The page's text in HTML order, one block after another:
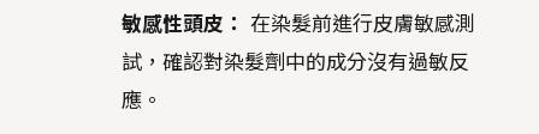
敏感性頭皮： 在染髮前進行皮膚敏感測
試，確認對染髮劑中的成分沒有過敏反
應。